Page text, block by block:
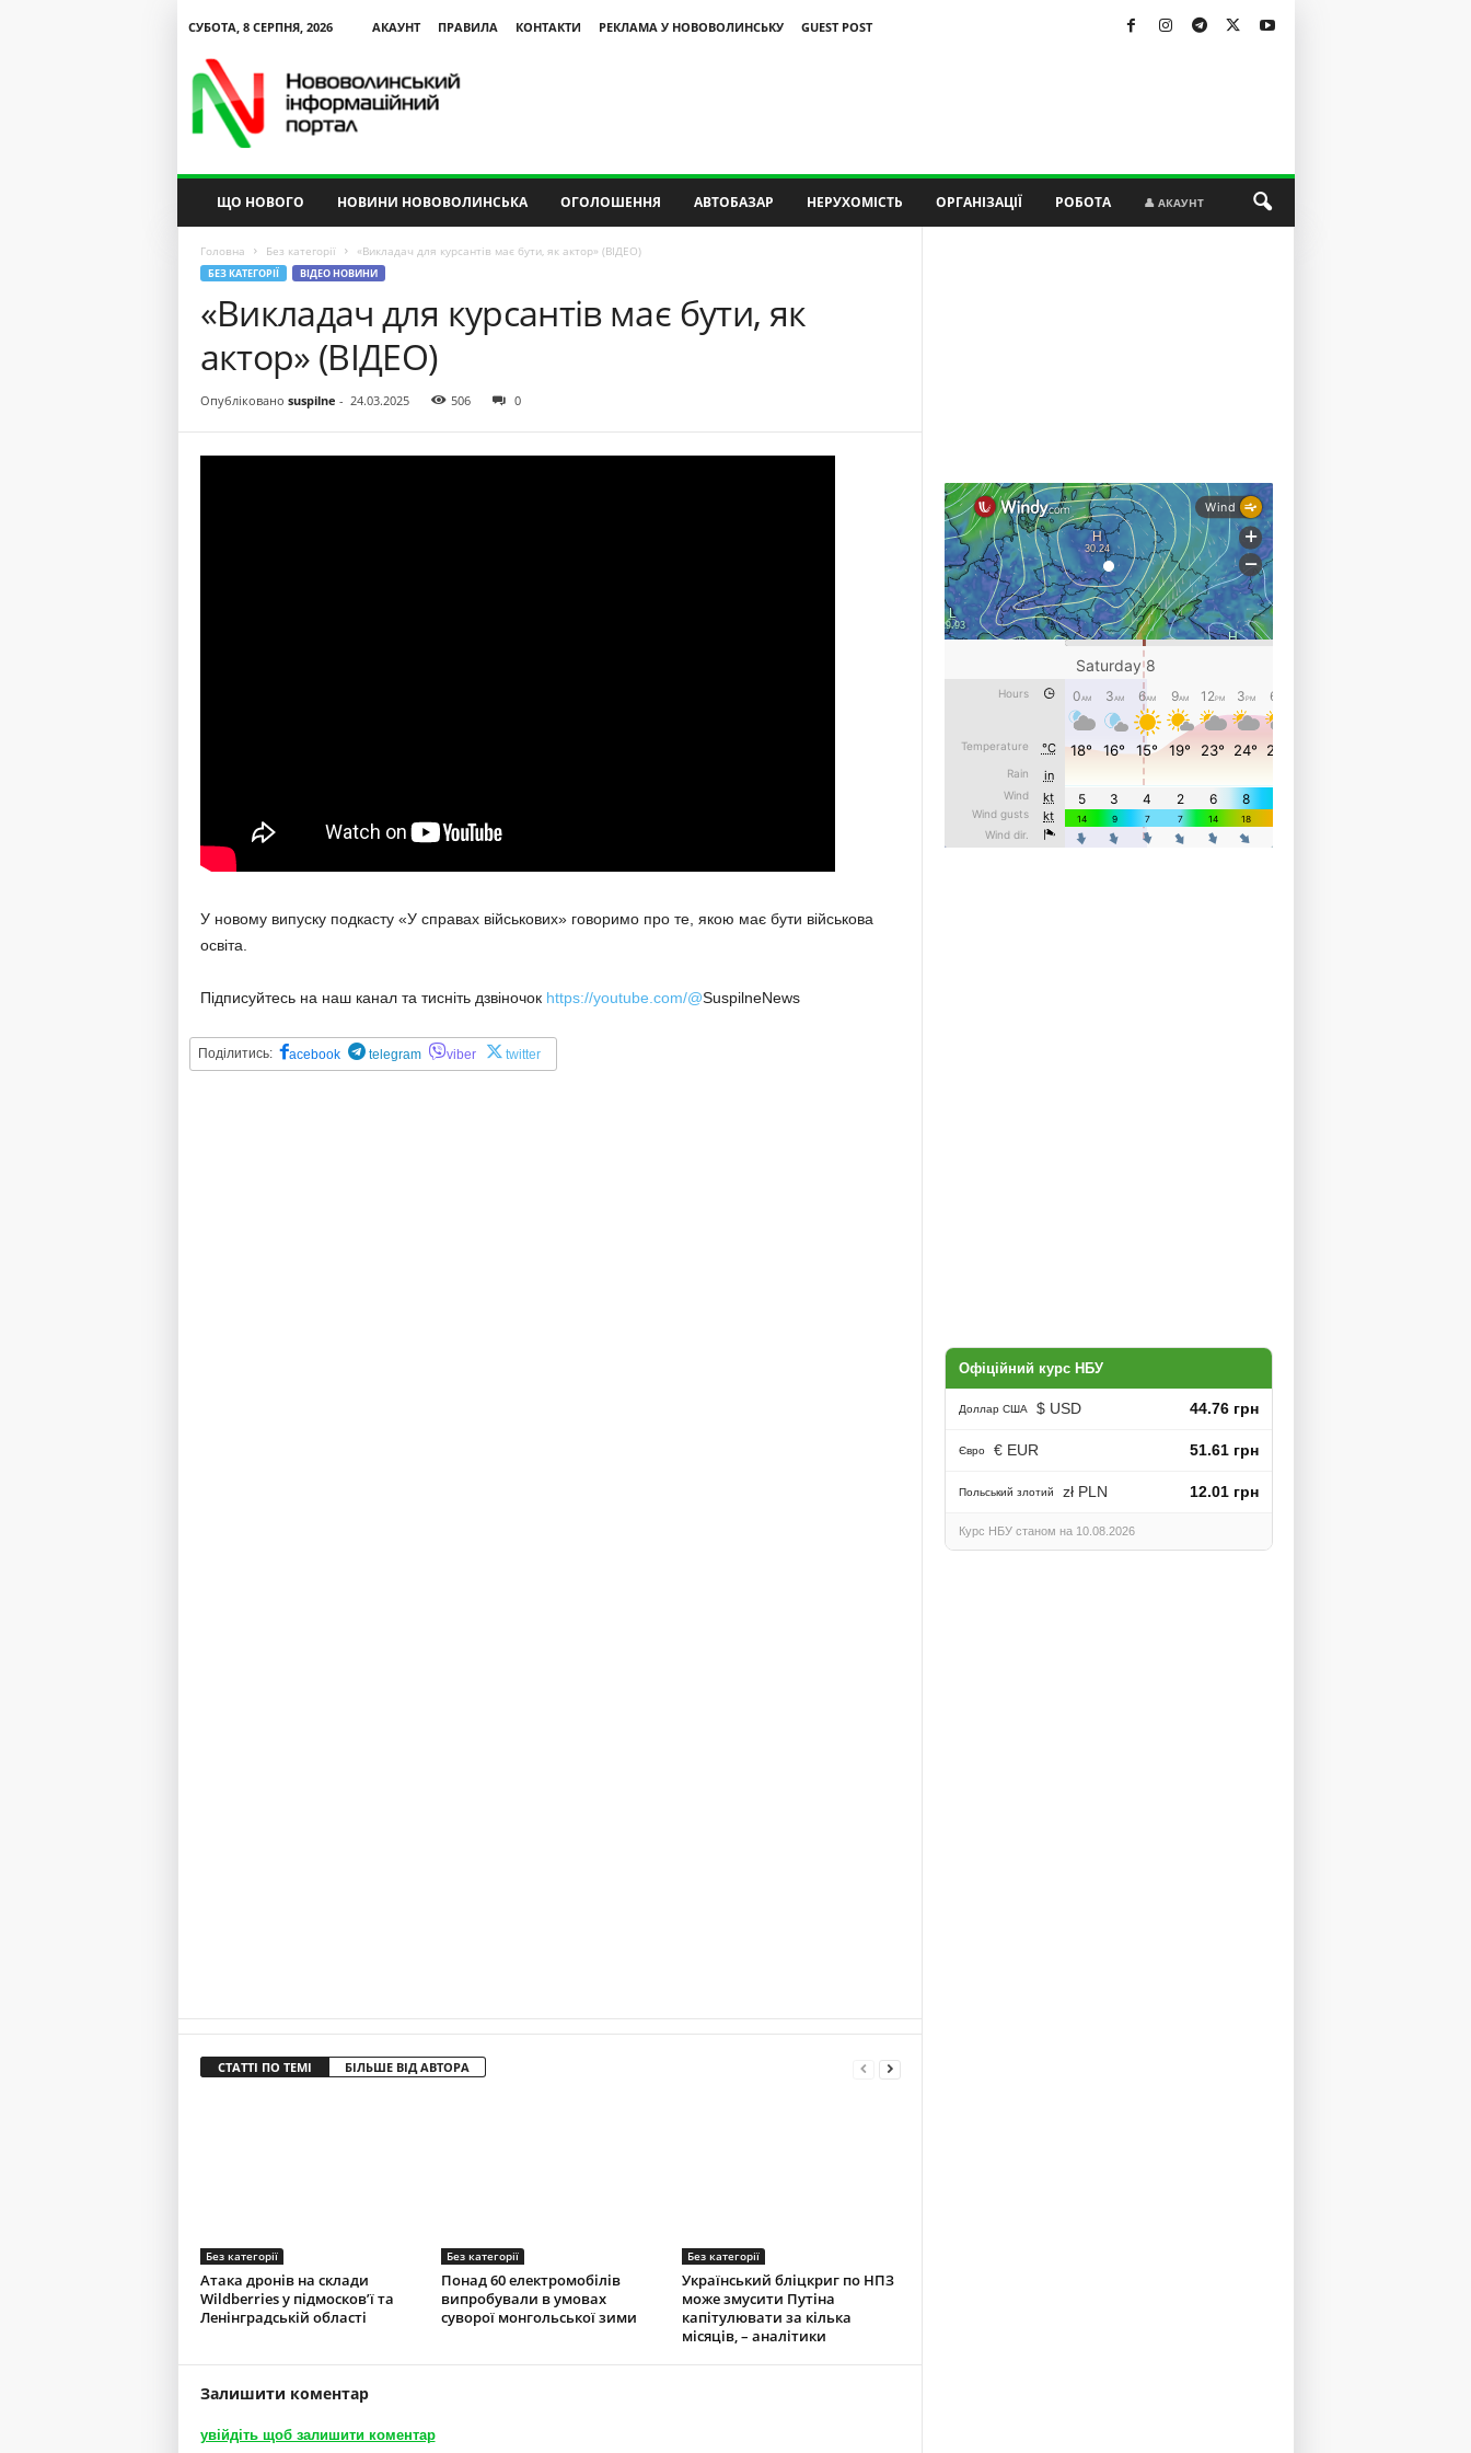
СУБОТА, 8 СЕРПНЯ, 2026 АКАУНТ ПРАВИЛА КОНТАКТИ РЕКЛАМА У НОВОВОЛИНСЬКУ
GUEST POST
ЩО НОВОГО НОВИНИ НОВОВОЛИНСЬКА ОГОЛОШЕННЯ АВТОБАЗАР НЕРУХОМІСТЬ ОРГАНІЗАЦІЇ РОБОТА 👤 АКАУНТ
Головна Без категорії «Викладач для курсантів має бути, як актор» (ВІДЕО)
БЕЗ КАТЕГОРІЇ ВІДЕО НОВИНИ
«Викладач для курсантів має бути, як
актор» (ВІДЕО)
Опубліковано suspilne - 24.03.2025 506 0
У новому випуску подкасту «У справах військових» говоримо про те, якою має бути військова
освіта.
Підписуйтесь на наш канал та тисніть дзвіночок https://youtube.com/@SuspilneNews
Поділитись: acebook telegram viber twitter
СТАТТІ ПО ТЕМІ БІЛЬШЕ ВІД АВТОРА
Без категорії
Атака дронів на склади
Wildberries у підмосков’ї та
Ленінградській області
Без категорії
Понад 60 електромобілів
випробували в умовах
суворої монгольської зими
Без категорії
Український бліцкриг по НПЗ
може змусити Путіна
капітулювати за кілька
місяців, – аналітики
Залишити коментар
увійдіть щоб залишити коментар
Офіційний курс НБУ
Доллар США $ USD 44.76 грн
Євро € EUR 51.61 грн
Польський злотий zł PLN 12.01 грн
Курс НБУ станом на 10.08.2026